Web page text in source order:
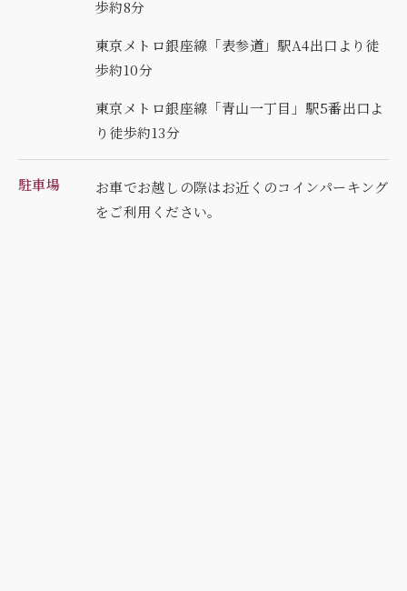
歩約8分
東京メトロ銀座線「表参道」駅A4出口より徒
歩約10分
東京メトロ銀座線「青山一丁目」駅5番出口よ
り徒歩約13分
駐車場
お車でお越しの際はお近くのコインパーキング
をご利用ください。